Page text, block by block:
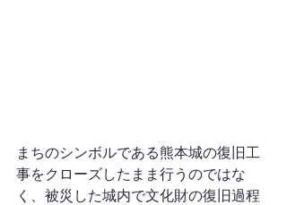
まちのシンボルである熊本城の復旧工
事をクローズしたまま行うのではな
く、被災した城内で文化財の復旧過程